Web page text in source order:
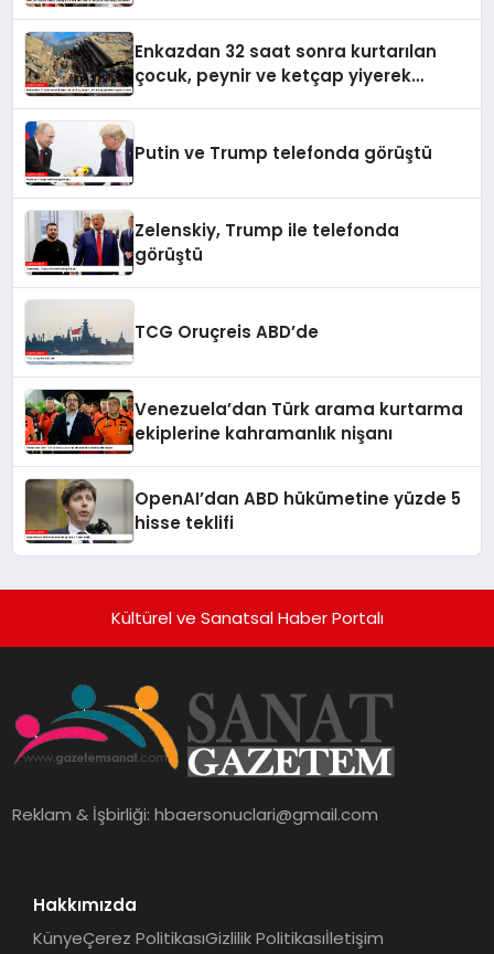
Enkazdan 32 saat sonra kurtarılan
çocuk, peynir ve ketçap yiyerek
Putin ve Trump telefonda görüştü
Zelenskiy, Trump ile telefonda
görüştü
TCG Oruçreis ABD’de
Venezuela’dan Türk arama kurtarma
ekiplerine kahramanlık nişanı
OpenAI’dan ABD hükümetine yüzde 5
hisse teklifi
Kültürel ve Sanatsal Haber Portalı
Reklam & İşbirliği:hbaersonuclari@gmail.com
Hakkımızda
KünyeÇerez PolitikasıGizlilik Politikasıİletişim